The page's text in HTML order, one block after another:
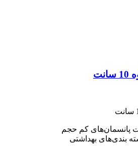
پانسمان‌های کم حجم
بندی‌های بهداشتی